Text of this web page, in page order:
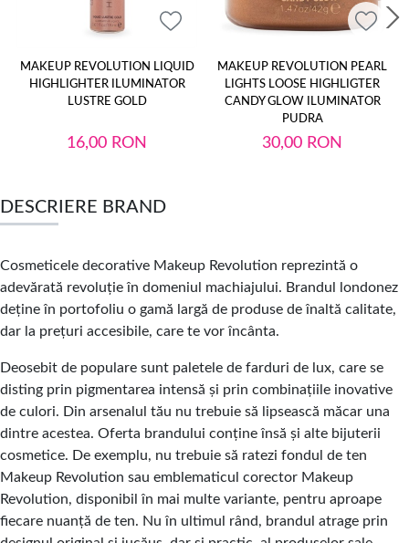
MAKEUP REVOLUTION LIQUID
HIGHLIGHTER ILUMINATOR
LUSTRE GOLD
16,00 RON
MAKEUP REVOLUTION PEARL
LIGHTS LOOSE HIGHLIGTER
CANDY GLOW ILUMINATOR
PUDRA
30,00 RON
DESCRIERE BRAND
Cosmeticele decorative Makeup Revolution reprezintă o
adevărată revoluție în domeniul machiajului. Brandul londonez
deține în portofoliu o gamă largă de produse de înaltă calitate,
dar la prețuri accesibile, care te vor încânta.
Deosebit de populare sunt paletele de farduri de lux, care se
disting prin pigmentarea intensă și prin combinațiile inovative
de culori. Din arsenalul tău nu trebuie să lipsească măcar una
dintre acestea. Oferta brandului conține însă și alte bijuterii
cosmetice. De exemplu, nu trebuie să ratezi fondul de ten
Makeup Revolution sau emblematicul corector Makeup
Revolution, disponibil în mai multe variante, pentru aproape
fiecare nuanță de ten. Nu în ultimul rând, brandul atrage prin